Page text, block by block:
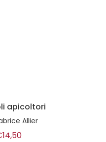
Allier